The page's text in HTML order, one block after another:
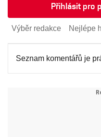
Přihlásit pro
Výběr redakce Nejlépe
Seznam komentářů je